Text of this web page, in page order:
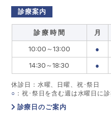
診療案内
診 療 時 間 月
10:00～13:00
●
14:30～18:30
●
休診日：水曜、日曜、祝･祭日
○ ：祝･祭日を含む週は水曜日に診
診療日のご案内